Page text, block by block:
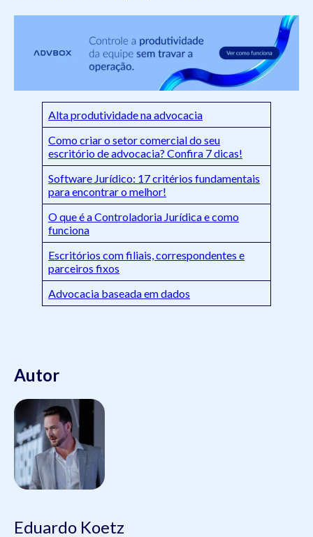
Alta produtividade na advocacia
Como criar o setor comercial do seu
escritório de advocacia? Confira 7 dicas!
Software Jurídico: 17 critérios fundamentais
para encontrar o melhor!
O que é a Controladoria Jurídica e como
funciona
Escritórios com filiais, correspondentes e
parceiros fixos
Advocacia baseada em dados
Autor
Eduardo Koetz